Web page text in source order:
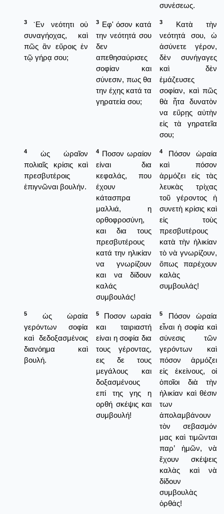
συνέσεως.
3
᾿Εν νεότητι οὐ
συναγήοχας, καὶ
πῶς ἂν εὕροις ἐν
τῷ γήρᾳ σου;
3 Εφ' όσον κατά
την νεότητά σου
δεν
απεθησαύρισες
σοφίαν και
σύνεσιν, πως θα
την έχης κατά τα
γηρατεία σου;
3
Κατὰ τὴν
νεότητά σου, ὡ
ἀσύνετε γέρον,
δὲν συνήγαγες
καὶ δὲν
ἐμάζευσες
σοφίαν, καὶ πῶς
θὰ ἦτα δυνατὸν
να εὕρῃς αὐτὴν
εἰς τὰ γηρατεῖα
σου;
4
ὡς ὡραῖον
πολιαῖς κρίσις καὶ
πρεσβυτέροις
ἐπιγνῶναι βουλήν.
4 Ποσον ωραίον
είναι δια
κεφαλάς, που
έχουν
κάτασπρα
μαλλιά, η
ορθοφροσύνη,
και δια τους
πρεσβυτέρους
κατά την ηλικίαν
να γνωρίζουν
και να δίδουν
καλάς
συμβουλάς!
4
Πόσον ὡραία
καὶ πόσον
ἁρμόζει εἰς τὰς
λευκὰς τρίχας
τοῦ γέροντος ἡ
συνετὴ κρίσις καὶ
εἰς τοὺς
πρεσβυτέρους
κατὰ τὴν ἡλικίαν
τὸ νὰ γνωρίζουν,
ὅπως παρέχουν
καλὰς
συμβουλάς!
5
ὡς ὡραία
γερόντων σοφία
καὶ δεδοξασμένοις
διανόημα καὶ
βουλή.
5
Ποσον ωραία
και ταιριαστή
είναι η σοφία δια
τους γέροντας,
εις δε τους
μεγάλους και
δοξασμένους
επί της γης η
ορθή σκέψις και
συμβουλή!
5
Πόσον ὡραία
εἶναι ἡ σοφία καὶ
σύνεσις τῶν
γερόντων καὶ
πόσον ἁρμόζει
εἰς ἐκείνους, οἱ
ὁποῖοι διὰ τὴν
ἡλικίαν καὶ θέσιν
των
ἀπολαμβάνουν
τὸν σεβασμόν
μας καὶ τιμῶνται
παρ’ ἡμῶν, νὰ
ἔχουν σκέψεις
καλὰς καὶ νὰ
δίδουν
συμβουλὰς
ὀρθάς!